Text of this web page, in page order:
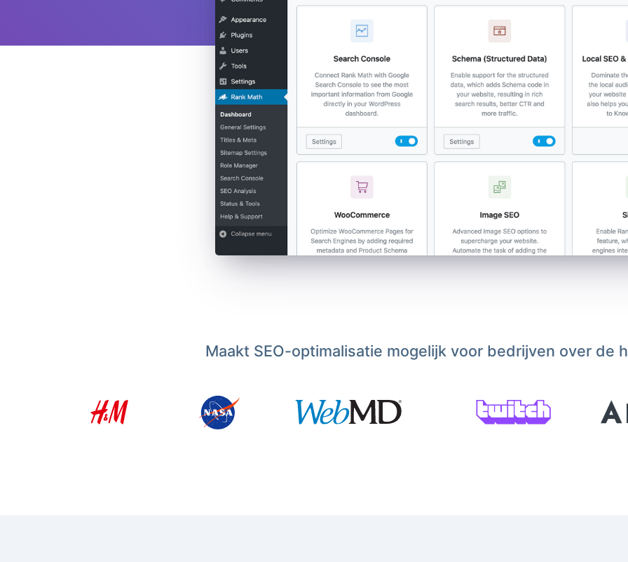
Maakt SEO-optimalisatie mogelijk voor bedrijven over de